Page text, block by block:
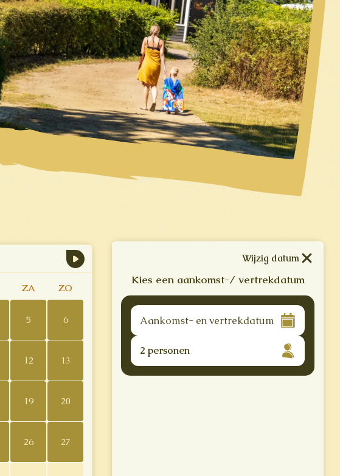
ZA ZO
5 6
12 13
19 20
26 27
Wijzig datum
Kies een aankomst-/ vertrekdatum
2 personen